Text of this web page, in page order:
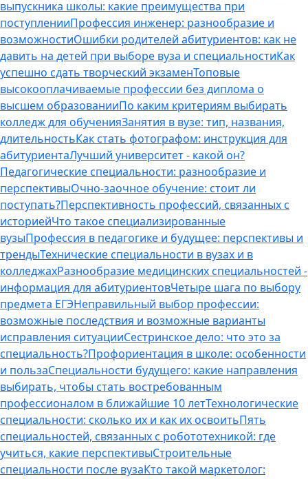
выпускника школы: какие преимущества при
поступленииПрофессия инженер: разнообразие и
возможностиОшибки родителей абитуриентов: как не
давить на детей при выборе вуза и специальностиКак
успешно сдать творческий экзаменТоповые
высокооплачиваемые профессии без диплома о
высшем образованииПо каким критериям выбирать
колледж для обученияЗанятия в вузе: тип, названия,
длительностьКак стать фотографом: инструкция для
абитуриентаЛучший университет - какой он?
Педагогические специальности: разнообразие и
перспективыОчно-заочное обучение: стоит ли
поступать?Перспективность профессий, связанных с
историейЧто такое специализированные
вузыПрофессия в педагогике и будущее: перспективы и
трендыТехнические специальности в вузах и в
колледжахРазнообразие медицинских специальностей -
информация для абитуриентовЧетыре шага по выбору
предмета ЕГЭНеправильный выбор профессии:
возможные последствия и возможные варианты
исправления ситуацииСестринское дело: что это за
специальность?Профориентация в школе: особенности
и пользаСпециальности будущего: какие направления
выбирать, чтобы стать востребованным
профессионалом в ближайшие 10 летТехнологические
специальности: сколько их и как их освоитьПять
специальностей, связанных с робототехникой: где
учиться, какие перспективыСтроительные
специальности после вузаКто такой маркетолог: